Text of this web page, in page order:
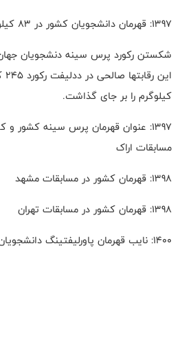
1397: قهرمان دانشجویان کشور در 83 کیلوگرم در مسابقات انزلی
کیلوگرم را بر جای گذاشت.
1397: عنوان قهرمان پرس سینه کشور
مسابقات اراک
1398: قهرمان کشور در مسابقات مشهد
1398: قهرمان کشور در مسابقات تهران
1400: نایب قهرمان پاورلیفتینگ دانشجویان جهان